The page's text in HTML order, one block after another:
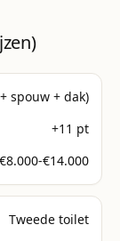
spouw + dak)
+11 pt
€8.000-€14.000
Tweede toilet